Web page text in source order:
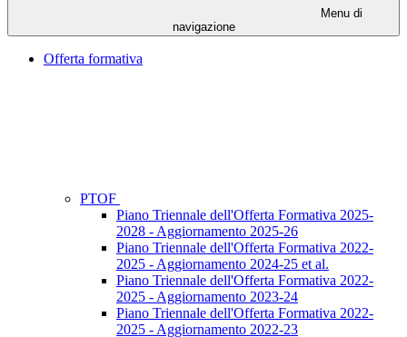
Menu di
navigazione
Offerta formativa
PTOF
Piano Triennale dell'Offerta Formativa 2025-
2028 - Aggiornamento 2025-26
Piano Triennale dell'Offerta Formativa 2022-
2025 - Aggiornamento 2024-25 et al.
Piano Triennale dell'Offerta Formativa 2022-
2025 - Aggiornamento 2023-24
Piano Triennale dell'Offerta Formativa 2022-
2025 - Aggiornamento 2022-23